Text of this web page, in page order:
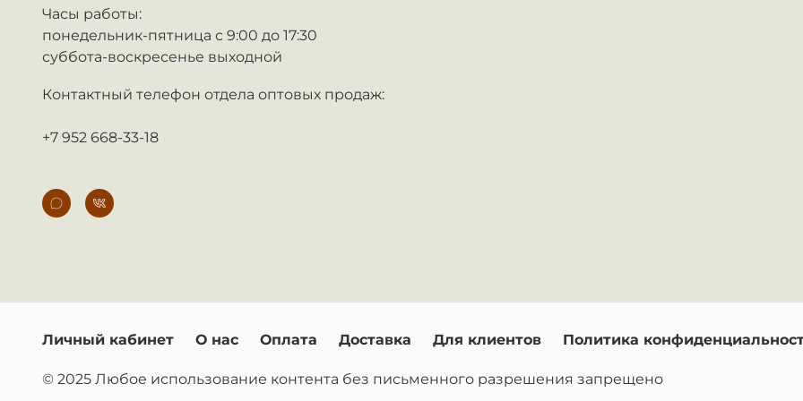
Часы работы:
понедельник-пятница с 9:00 до 17:30
суббота-воскресенье выходной
Контактный телефон отдела оптовых продаж:
+7 952 668-33-18
Личный кабинет О нас Оплата Доставка Для клиентов Политика
© 2025 Любое использование контента без письменного разрешения запрещено